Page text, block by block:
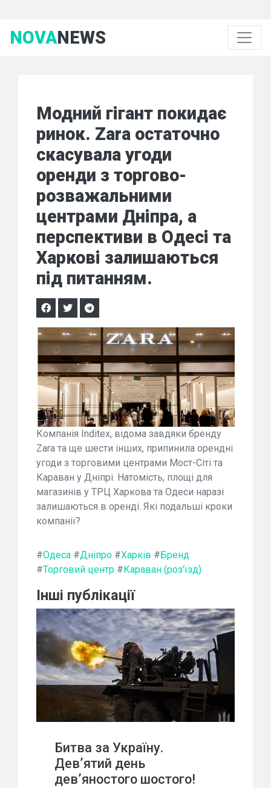
NOVANEWS
Модний гігант покидає
ринок. Zara остаточно
скасувала угоди
оренди з торгово-
розважальними
центрами Дніпра, а
перспективи в Одесі та
Харкові залишаються
під питанням.
Компанія Inditex, відома завдяки бренду
Zara та ще шести інших, припинила орендні
угоди з торговими центрами Мост-Сіті та
Караван у Дніпрі. Натомість, площі для
магазинів у ТРЦ Харкова та Одеси наразі
залишаються в оренді. Які подальші кроки
компанії?
#Одеса #Дніпро #Харків #Бренд
#Торговий центр #Караван (роз'їзд)
Інші публікації
Битва за Україну.
Дев’ятий день
дев’яностого шостого!